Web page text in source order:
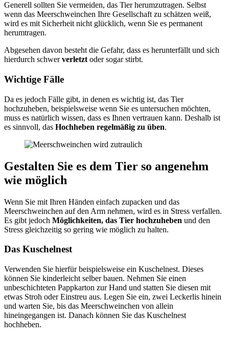
Generell sollten Sie vermeiden, das Tier herumzutragen. Selbst
wenn das Meerschweinchen Ihre Gesellschaft zu schätzen weiß,
wird es mit Sicherheit nicht glücklich, wenn Sie es permanent
herumtragen.
Abgesehen davon besteht die Gefahr, dass es herunterfällt und sich
hierdurch schwerverletzt oder sogar stirbt.
Wichtige Fälle
Da es jedoch Fälle gibt, in denen es wichtig ist, das Tier
hochzuheben, beispielsweise wenn Sie es untersuchen möchten,
muss es natürlich wissen, dass es Ihnen vertrauen kann. Deshalb ist
es sinnvoll, das Hochheben regelmäßig zu üben.
Gestalten Sie es dem Tier so angenehm
wie möglich
Wenn Sie mit Ihren Händen einfach zupacken und das
Meerschweinchen auf den Arm nehmen, wird es in Stress verfallen.
Es gibt jedoch Möglichkeiten, das Tier hochzuheben und den
Stress gleichzeitig so gering wie möglich zu halten.
Das Kuschelnest
Verwenden Sie hierfür beispielsweise ein Kuschelnest. Dieses
können Sie kinderleicht selber bauen. Nehmen Sie einen
unbeschichteten Pappkarton zur Hand und statten Sie diesen mit
etwas Stroh oder Einstreu aus. Legen Sie ein, zwei Leckerlis hinein
und warten Sie, bis das Meerschweinchen von allein
hineingegangen ist. Danach können Sie das Kuschelnest
hochheben.